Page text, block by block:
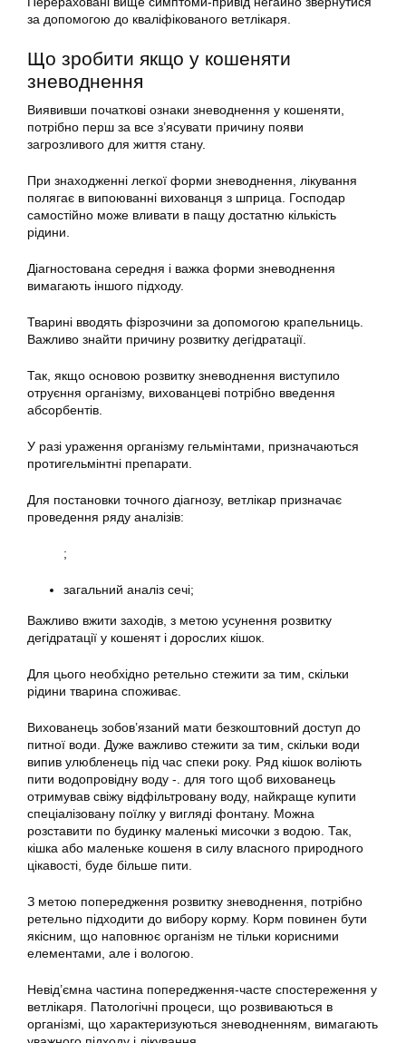
за допомогою до кваліфікованого ветлікаря.
Що зробити якщо у кошеняти
зневоднення
Виявивши початкові ознаки зневоднення у кошеняти,
потрібно перш за все з’ясувати причину появи
загрозливого для життя стану.
При знаходженні легкої форми зневоднення, лікування
полягає в випоюванні вихованця з шприца. Господар
самостійно може вливати в пащу достатню кількість
рідини.
Діагностована середня і важка форми зневоднення
вимагають іншого підходу.
Тварині вводять фізрозчини за допомогою крапельниць.
Важливо знайти причину розвитку дегідратації.
Так, якщо основою розвитку зневоднення виступило
отруєння організму, вихованцеві потрібно введення
абсорбентів.
У разі ураження організму гельмінтами, призначаються
протигельмінтні препарати.
Для постановки точного діагнозу, ветлікар призначає
проведення ряду аналізів:
;
загальний аналіз сечі;
Важливо вжити заходів, з метою усунення розвитку
дегідратації у кошенят і дорослих кішок.
Для цього необхідно ретельно стежити за тим, скільки
рідини тварина споживає.
Вихованець зобов’язаний мати безкоштовний доступ до
питної води. Дуже важливо стежити за тим, скільки води
випив улюбленець під час спеки року. Ряд кішок воліють
пити водопровідну воду -. для того щоб вихованець
отримував свіжу відфільтровану воду, найкраще купити
спеціалізовану поїлку у вигляді фонтану. Можна
розставити по будинку маленькі мисочки з водою. Так,
кішка або маленьке кошеня в силу власного природного
цікавості, буде більше пити.
З метою попередження розвитку зневоднення, потрібно
ретельно підходити до вибору корму. Корм повинен бути
якісним, що наповнює організм не тільки корисними
елементами, але і вологою.
Невід’ємна частина попередження-часте спостереження у
ветлікаря. Патологічні процеси, що розвиваються в
організмі, що характеризуються зневодненням, вимагають